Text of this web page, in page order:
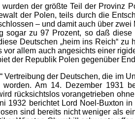
der größte Teil der Provinz
der Polen, teils durch die
– und damit auch über
sogar zu 97 Prozent, so daß
Deutschen „heim ins Reich“
allem auch angesichts einer
der Republik Polen gegenüber
Vertreibung der Deutschen, die
Am 14. Dezember 1931
rücksichtslos vorangetrieben
1932 berichtet Lord Noel-Buxton
sind bereits nicht weniger als